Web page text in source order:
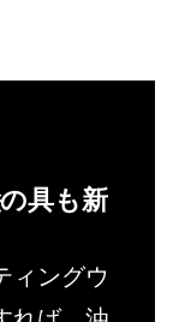
具も新
ィングウ